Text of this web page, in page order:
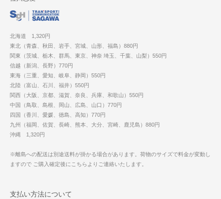
北海道 1,320円
東北（青森、秋田、岩手、宮城、山形、福島）880円
関東（茨城、栃木、群馬、東京、神奈 埼玉、千葉、山梨）550円
信越（新潟、長野）770円
東海（三重、愛知、岐阜、静岡）550円
北陸（富山、石川、福井）550円
関西（大阪、京都、滋賀、奈良、兵庫、和歌山）550円
中国（鳥取、島根、岡山、広島、山口）770円
四国（香川、愛媛、徳島、高知）770円
九州（福岡、佐賀、長崎、熊本、大分、宮崎、鹿児島）880円
沖縄 1,320円
※離島への配送は別途送料が掛かる場合があります。荷物のサイズで料金が変動し
ますので ご購入確定後にこちらよりご連絡いたします。
支払い方法について